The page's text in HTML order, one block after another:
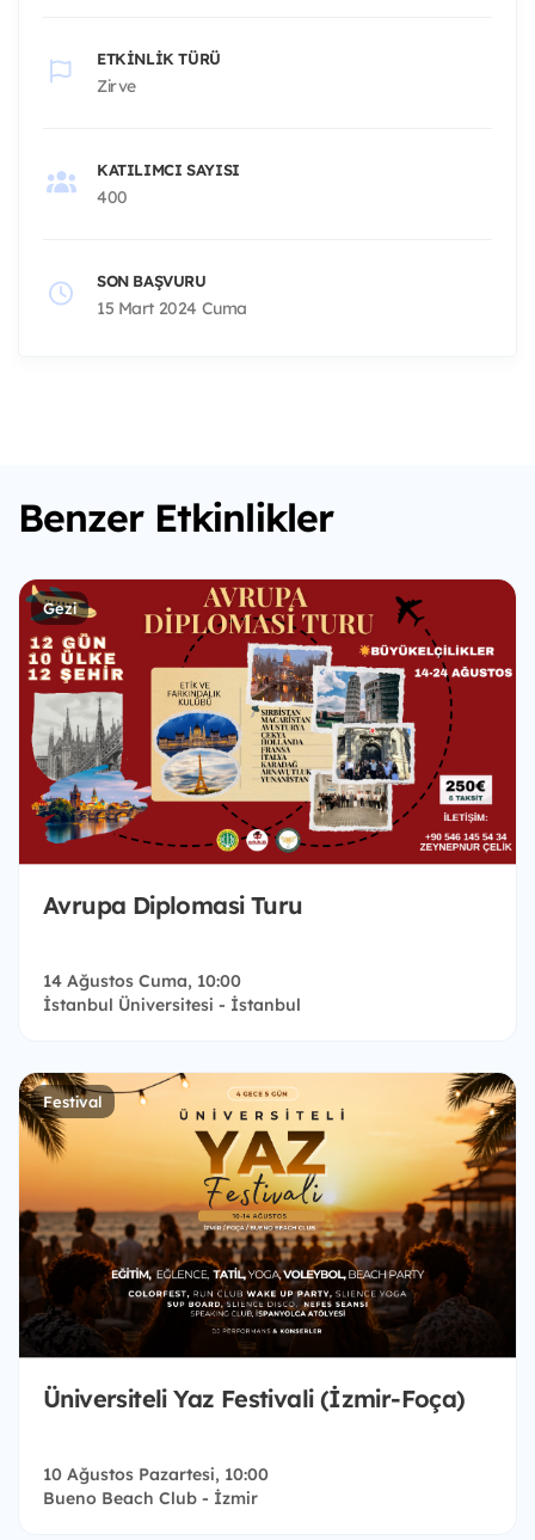
ETKINLIK TÜRÜ
Zirve
KATILIMCI SAYISI
400
SON BAŞVURU
15 Mart 2024 Cuma
Benzer Etkinlikler
Gezi
Avrupa Diplomasi Turu
14 Ağustos Cuma, 10:00
İstanbul Üniversitesi - İstanbul
Festival
Üniversiteli Yaz Festivali (İzmir-Foça)
10 Ağustos Pazartesi, 10:00
Bueno Beach Club - İzmir